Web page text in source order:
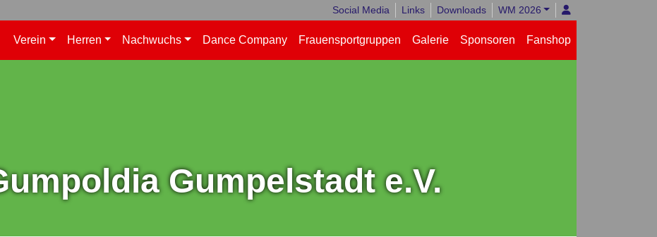
Social Media Links Downloads WM 2026
Verein Herren Nachwuchs Dance Company Frauensportgruppen Galerie Sponsoren Fanshop
Gumpelstadt e.V.